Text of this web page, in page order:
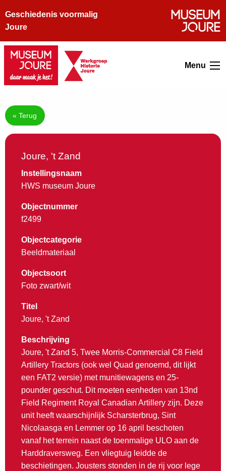
Geschiedenis voormalig
Joure
Menu
« Terug
Joure, 't Zand
Instellingsnaam
HWS museum Joure
Objectnummer
f2499
Objectcategorie
Beeldmateriaal
Objectsoort
Foto zwart/wit
Titel
Joure, 't Zand
Beschrijving
Joure, 't Zand 5, Twee Morris-Commercial C8 Field
Artillery Tractors (ook wel Quad genoemd, dit lijkt
een FAT2 versie) met munitiewagens en 25-
pounder geschut. Dit moeten eenheden van 13nd
Field Regiment Royal Canadian Artillery zijn. Deze
unit heeft waarschijnlijk Scharsterbrug, Sint
Nicolaasga en Lemmer op 16 april beschoten
vanaf het terrein naast de toenmalige ULO aan de
Harddraversweg. Een vliegtuig leidde de
beschietingen. Jousters stonden in de rij voor lege